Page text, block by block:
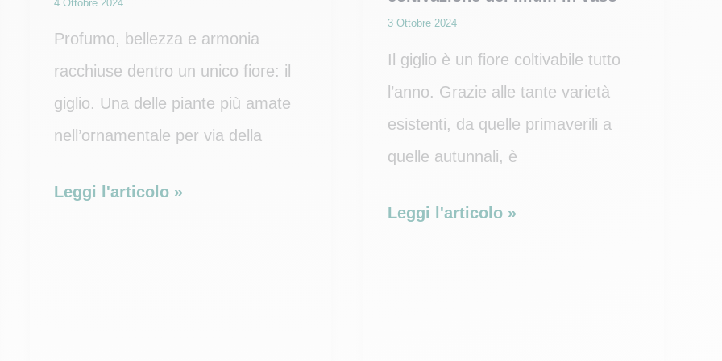
4 Ottobre 2024
Profumo, bellezza e armonia
racchiuse dentro un unico fiore: il
giglio. Una delle piante più amate
nell’ornamentale per via della
Trucchi
Leggi l'articolo »
3 Ottobre 2024
Il giglio è un fiore coltivabile tutto
l’anno. Grazie alle tante varietà
esistenti, da quelle primaverili a
quelle autunnali, è
Pianta
Leggi l'articolo »